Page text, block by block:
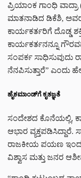
ಪ್ರಿಯಾಂಕ ಗಾಂಧಿ ವಾದ್ರಾ
ಮಾತನಾಡಿದ ಡಿಕೆಶಿ, ಅವರ
ಕಾರ್ಯಕರ್ತರಿಗೆ ದೊಡ್ಡ
ಕಾರ್ಯಕರ್ತನನ್ನೂ
ಸಂಪರ್ಕ ಸಾಧಿಸುವುದು
ನೆನಪಿಸುತ್ತಾರೆ” ಎಂದು
ಹೈಕಮಾಂಡ್‌ಗೆ ಕೃತಜ್ಞತೆ
ಸಂದೇಶದ ಕೊನೆಯಲ್ಲಿ,
ಆಭಾರ
ರಾಜಕೀಯ ಪಯಣ ಇಂದು
ವಿಶ್ವಾಸ ಮತ್ತು ಜನರ